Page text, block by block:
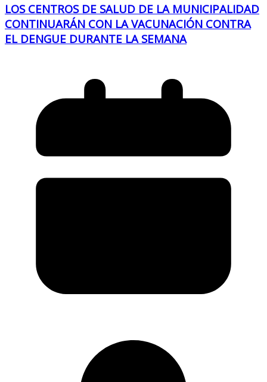
LOS CENTROS DE SALUD DE LA MUNICIPALIDAD
CONTINUARÁN CON LA VACUNACIÓN CONTRA
EL DENGUE DURANTE LA SEMANA